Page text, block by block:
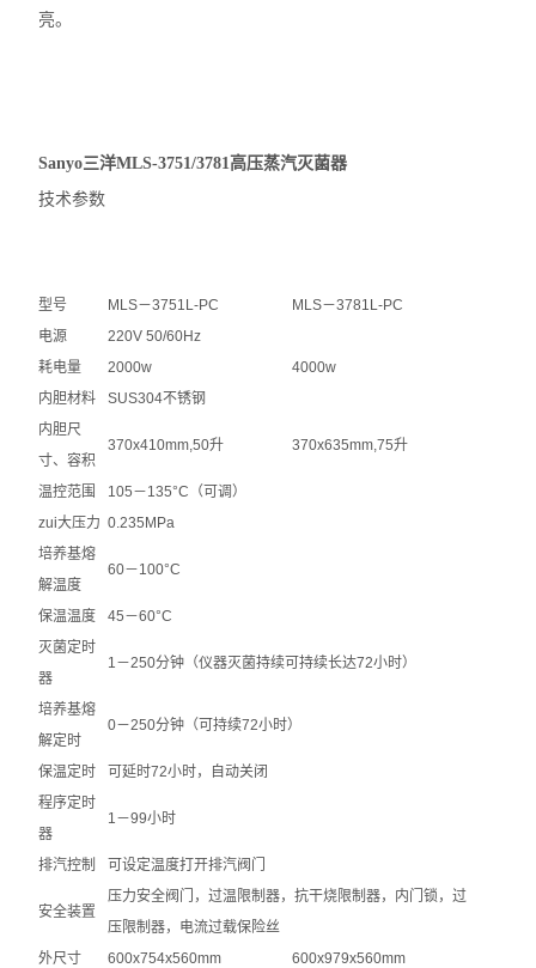
亮。
Sanyo三洋MLS-3751/3781高压蒸汽灭菌器
技术参数
型号 MLS－3751L-PC
MLS－3781L-PC
电源
220V 50/60Hz
耗电量
2000w
4000w
内胆材料
SUS304不锈钢
内胆尺
寸、容积
370x410mm,50升 370x635mm,75升
温控范围
105－135°C（可调）
zui大压力 0.235MPa
培养基熔
解温度
60－100°C
保温温度
45－60°C
灭菌定时
器
1－250分钟（仪器灭菌持续可持续长达72小时）
培养基熔
解定时
0－250分钟（可持续72小时）
保温定时
可延时72小时，自动关闭
程序定时
器
1－99小时
排汽控制 可设定温度打开排汽阀门
安全装置
压力安全阀门，过温限制器，抗干烧限制器，内门锁，过
压限制器，电流过载保险丝
外尺寸
600x754x560mm
600x979x560mm